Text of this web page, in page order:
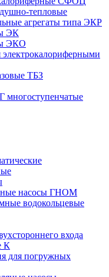
тепловые
агрегаты типа ЭКР
ЭК
ЭКО
ТБЗ
насосы ГНОМ
водокольцевые
входа
К
для погружных